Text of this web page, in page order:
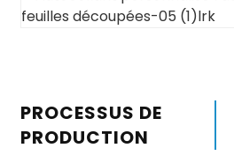
PROCESSUS DE
PRODUCTION